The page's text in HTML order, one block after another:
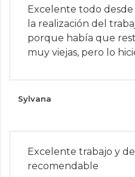
Excelente todo
la realización del
porque había que
muy viejas, pero lo
Sylvana
Excelente trabajo y
recomendable